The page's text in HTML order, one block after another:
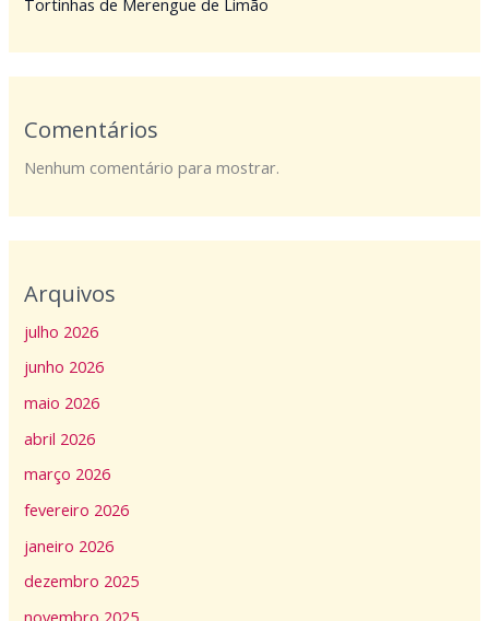
Tortinhas de Merengue de Limão
Comentários
Nenhum comentário para mostrar.
Arquivos
julho 2026
junho 2026
maio 2026
abril 2026
março 2026
fevereiro 2026
janeiro 2026
dezembro 2025
novembro 2025